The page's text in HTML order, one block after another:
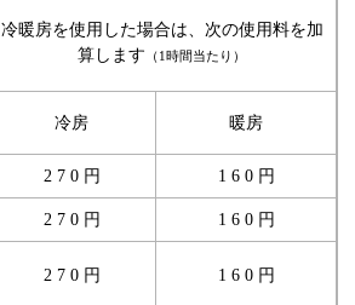
冷暖房を使用した場合は、次の使用料を加
算します （1時間当たり）
冷房 暖房
2 7 0 円 1 6 0 円
2 7 0 円 1 6 0 円
2 7 0 円 1 6 0 円